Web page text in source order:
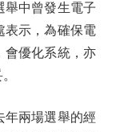
舉中曾發生電子
表示，為確保電
會優化系統，亦
兩場選舉的經